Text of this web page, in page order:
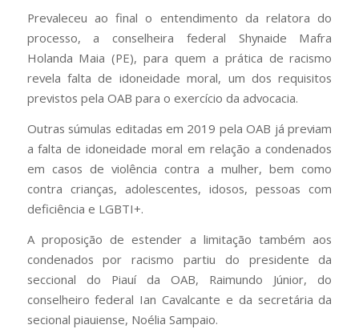
Prevaleceu ao final o entendimento da relatora do
processo, a conselheira federal Shynaide Mafra
Holanda Maia (PE), para quem a prática de racismo
revela falta de idoneidade moral, um dos requisitos
previstos pela OAB para o exercício da advocacia.
Outras súmulas editadas em 2019 pela OAB já previam
a falta de idoneidade moral em relação a condenados
em casos de violência contra a mulher, bem como
contra crianças, adolescentes, idosos, pessoas com
deficiência e LGBTI+.
A proposição de estender a limitação também aos
condenados por racismo partiu do presidente da
seccional do Piauí da OAB, Raimundo Júnior, do
conselheiro federal Ian Cavalcante e da secretária da
secional piauiense, Noélia Sampaio.